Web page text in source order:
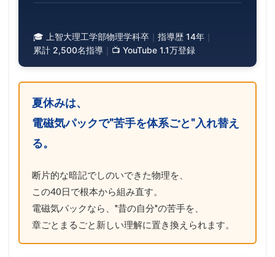
🎓 上智大理工学部物理学科卒 ｜ 指導歴 14年 ｜
累計 2,500名指導 ｜ 📺 YouTube 1.1万登録
夏休みは、
電磁気パックで"苦手を体系ごと"入れ替え
る。
断片的な暗記でしのいできた物理を、
この40日で根本から組み直す。
電磁気パックなら、"昔の自分"の苦手を、
章ごとまるごと新しい理解に置き換えられます。